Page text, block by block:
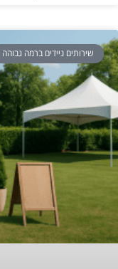
שירותים ניידים ברמה גבוהה